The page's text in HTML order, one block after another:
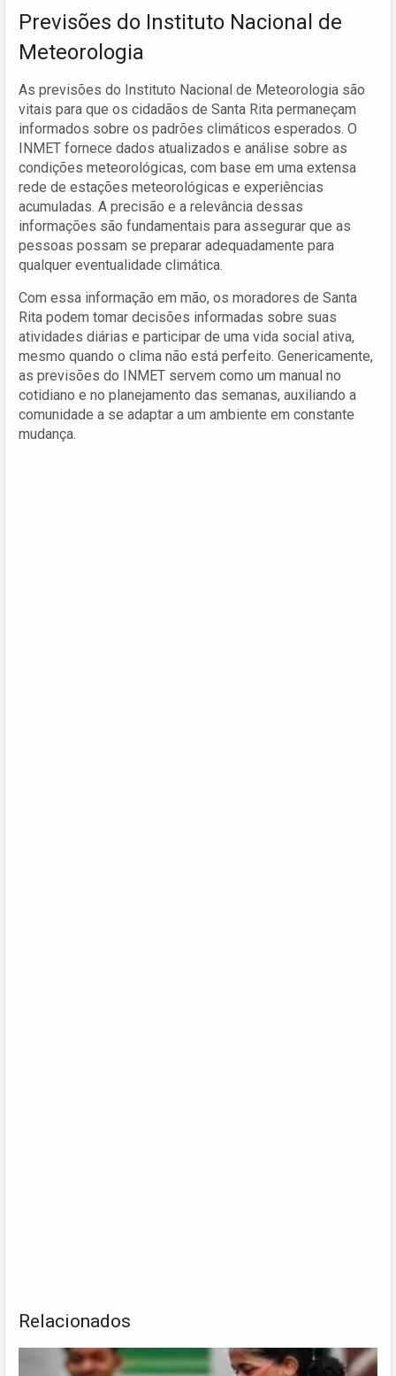
Previsões do Instituto Nacional de
Meteorologia
As previsões do Instituto Nacional de Meteorologia são
vitais para que os cidadãos de Santa Rita permaneçam
informados sobre os padrões climáticos esperados. O
INMET fornece dados atualizados e análise sobre as
condições meteorológicas, com base em uma extensa
rede de estações meteorológicas e experiências
acumuladas. A precisão e a relevância dessas
informações são fundamentais para assegurar que as
pessoas possam se preparar adequadamente para
qualquer eventualidade climática.
Com essa informação em mão, os moradores de Santa
Rita podem tomar decisões informadas sobre suas
atividades diárias e participar de uma vida social ativa,
mesmo quando o clima não está perfeito. Genericamente,
as previsões do INMET servem como um manual no
cotidiano e no planejamento das semanas, auxiliando a
comunidade a se adaptar a um ambiente em constante
mudança.
Relacionados